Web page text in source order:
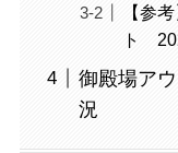
【参
ト
御殿場ア
況